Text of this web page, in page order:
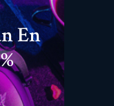
En